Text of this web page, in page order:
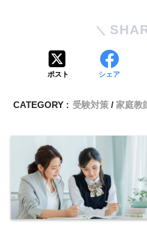
ポスト シェア
CATEGORY : 受験対策 家庭教